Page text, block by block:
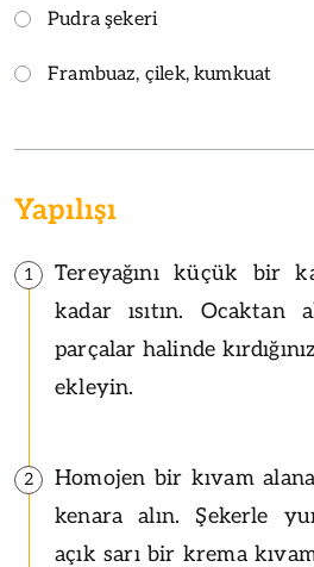
Pudra şekeri
Frambuaz, çilek, kumkuat
Yapılışı
1
Tereyağını küçük bir
kadar ısıtın. Ocaktan
parçalar halinde
ekleyin.
2
Homojen bir kıvam
kenara alın. Şekerle
açık sarı bir krema